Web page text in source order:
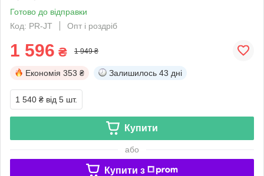
Готово до відправки
Код: PR-JT
Опт і роздріб
1 596 ₴ 1 949 ₴
Економія 353 ₴ Залишилось 43 дні
1 540 ₴ від 5 шт.
Купити
або
Купити з